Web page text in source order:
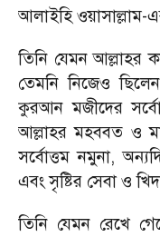
আলাইহি ওয়াসাল্লাম-
তিনি যেমন আল্লাহর
তেমনি নিজেও
কুরআন মজীদের
আল্লাহর মহববত ও
সর্বোত্তম নমুনা,
এবং সৃষ্টির সেবা ও
তিনি যেমন রেখে